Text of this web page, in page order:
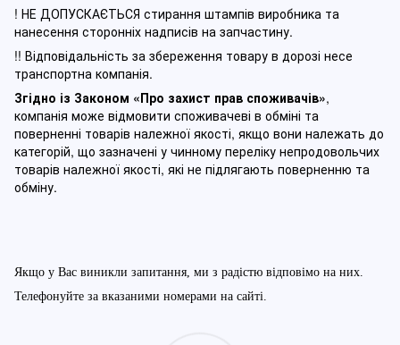
! НЕ ДОПУСКАЄТЬСЯ стирання штампів виробника та
нанесення сторонніх надписів на запчастину.
!! Відповідальність за збереження товару в дорозі несе
транспортна компанія.
Згідно із Законом «Про захист прав споживачів»,
компанія може відмовити споживачеві в обміні та
поверненні товарів належної якості, якщо вони належать до
категорій, що зазначені у чинному переліку непродовольчих
товарів належної якості, які не підлягають поверненню та
обміну.
Якщо у Вас виникли запитання, ми з радістю відповімо на них.
Телефонуйте за вказаними номерами на сайті.